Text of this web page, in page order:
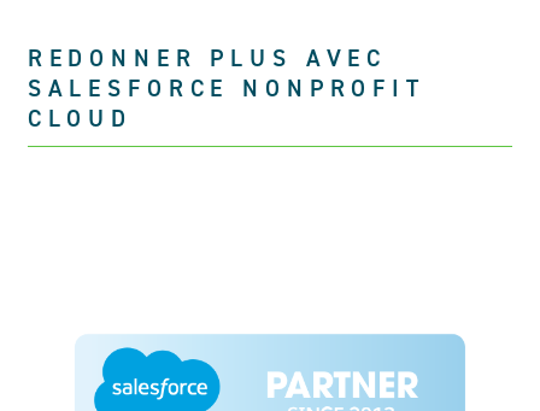
REDONNER PLUS AVEC
SALESFORCE NONPROFIT
CLOUD